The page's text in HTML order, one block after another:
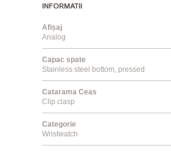
INFORMATII
Afișaj
Analog
Capac spate
Stainless steel bottom, pressed
Catarama Ceas
Clip clasp
Categorie
Wristwatch